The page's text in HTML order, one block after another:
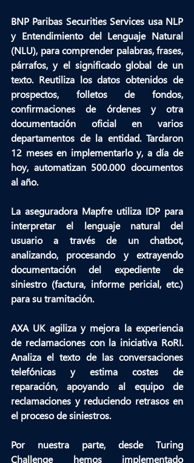
BNP Paribas Securities Services usa NLP
y Entendimiento del Lenguaje Natural
(NLU), para comprender palabras, frases,
párrafos, y el significado global de un
texto. Reutiliza los datos obtenidos de
prospectos, folletos de fondos,
confirmaciones de órdenes y otra
documentación oficial en varios
departamentos de la entidad. Tardaron
12 meses en implementarlo y, a día de
hoy, automatizan 500.000 documentos
al año.
La aseguradora Mapfre
interpretar el lenguaje natural del
usuario a través de un chatbot,
analizando, procesando y extrayendo
documentación del expediente de
siniestro (factura, informe pericial, etc.)
para su tramitación.
AXA UK agiliza y mejora la experiencia
de reclamaciones con la iniciativa RoRI.
Analiza el texto de las conversaciones
telefónicas y estima costes de
reparación, apoyando al equipo de
reclamaciones y reduciendo retrasos en
el proceso de siniestros.
Por nuestra parte, desde Turing
Challenge hemos implementado